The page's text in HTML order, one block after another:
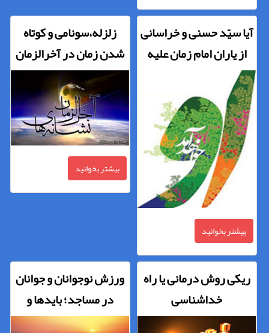
آیا سیّد حسنی و خراسانی
از یاران امام زمان علیه
بیشتر بخوانید
زلزله،سونامی و کوتاه
شدن زمان در آخرالزمان
بیشتر بخوانید
ریکی روش درمانی یا راه
خداشناسی
ورزش نوجوانان و جوانان
در مساجد؛ بایدها و
نبایدها